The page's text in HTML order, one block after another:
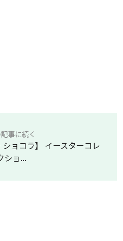
事に続く
ショコラ】 イースターコレ
ショ...